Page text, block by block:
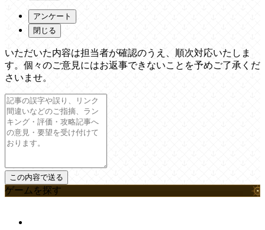
アンケート
閉じる
いただいた内容は担当者が確認のうえ、順次対応いたしま
す。個々のご意見にはお返事できないことを予めご了承くだ
さいませ。
ゲームを探す